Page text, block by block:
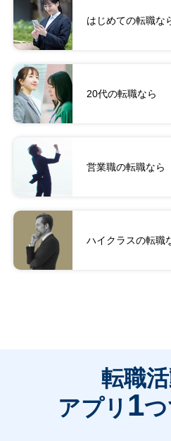
はじめての転職な
20代の転職なら
営業職の転職なら
ハイクラスの転職
転職
アプリ 1つ